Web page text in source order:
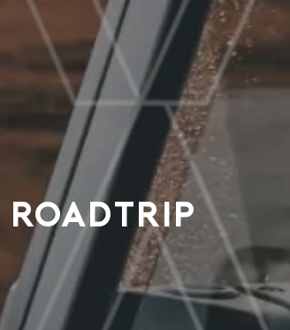
roadtrip